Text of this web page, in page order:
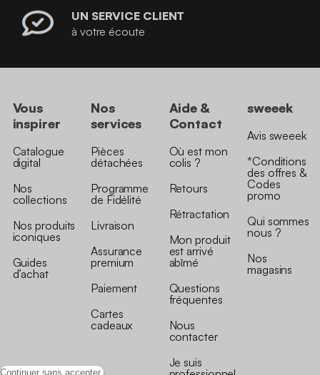
Continuer sans accepter
UN SERVICE CLIENT
à votre écoute
Vous
inspirer
Catalogue
digital
Nos
collections
Nos produits
iconiques
Guides
d’achat
Nos
services
Pièces
détachées
Programme
de Fidélité
Livraison
Assurance
premium
Paiement
Cartes
cadeaux
Aide &
Contact
Où est mon
colis ?
Retours
Rétractation
Mon produit
est arrivé
abîmé
Questions
fréquentes
Nous
contacter
Je suis
sweeek
Avis sweeek
*Conditions
des offres &
Codes
promo
Qui sommes
nous ?
Nos
magasins